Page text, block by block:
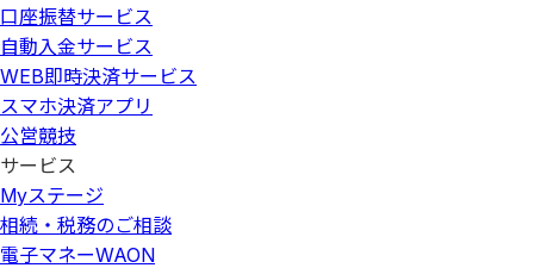
口座振替サービス
自動入金サービス
WEB即時決済サービス
スマホ決済アプリ
公営競技
サービス
Myステージ
相続・税務のご相談
電子マネーWAON